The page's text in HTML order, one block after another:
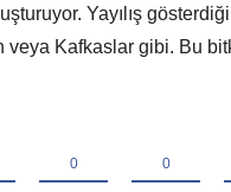
Yayılış
veya Kafkaslar gibi. Bu